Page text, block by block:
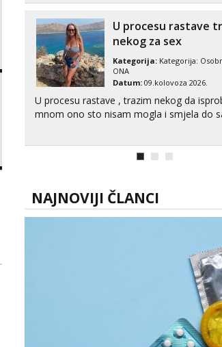
Anđela
Čekam tvoj poziv!
Tel: 064/677-677- Kod: #142
tel:0,93€ - mob:1,12€ min
poljupce po tijelu koji me jako
muskar...
U procesu rastave
nekog za sex
Kategorija: Kategorija:
ONA
Datum: 09.kolovoza 2026.
U procesu rastave , trazim nekog da
mnom ono sto nisam mogla i smjela do
NAJNOVIJI ČLANCI